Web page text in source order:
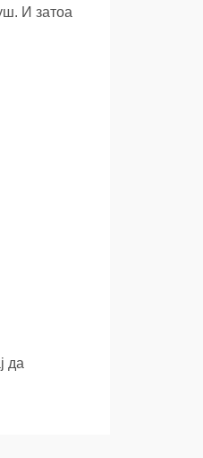
И затоа
да